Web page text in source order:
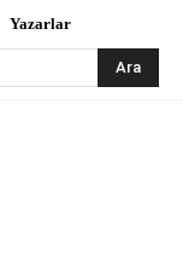
Yazarlar
Ara